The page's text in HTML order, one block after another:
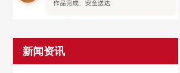
新闻资讯